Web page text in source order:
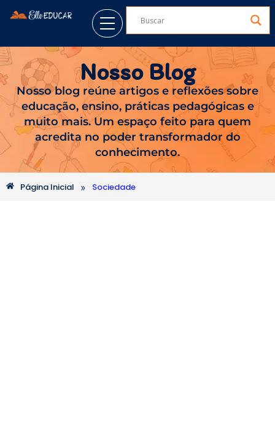
Nosso Blog
Nosso blog reúne artigos e reflexões sobre
educação, ensino, práticas pedagógicas e
muito mais. Um espaço feito para quem
acredita no poder transformador do
conhecimento.
Página Inicial » Sociedade